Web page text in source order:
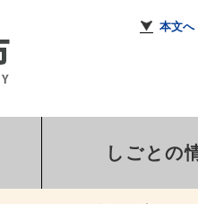
本文へ
しごとの